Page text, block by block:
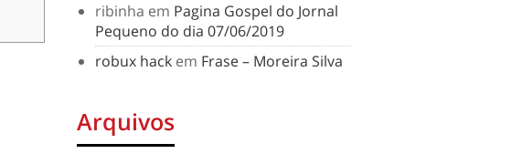
ribinha em Pagina Gospel do Jornal
Pequeno do dia 07/06/2019
robux hack em Frase – Moreira Silva
Arquivos